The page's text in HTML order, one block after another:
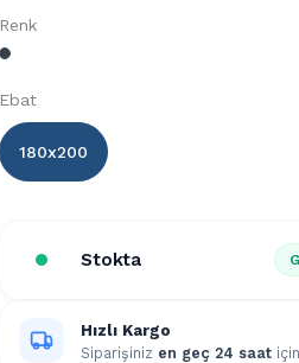
Renk
Ebat
180x200
Stokta
Hızlı Kargo
Siparişiniz en geç 24 saat